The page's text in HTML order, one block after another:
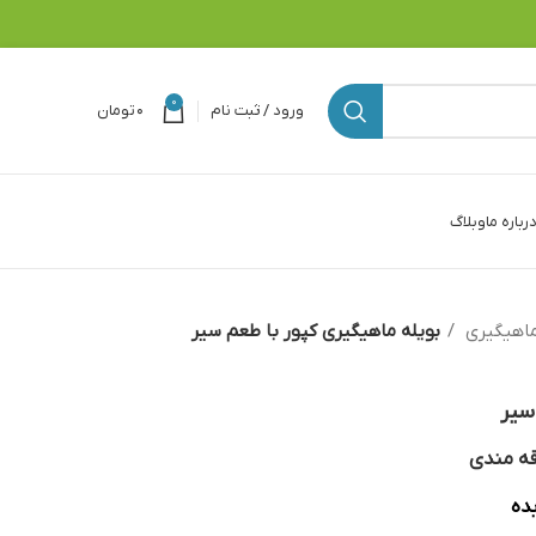
ورود / ثبت نام 0 ۰تومان
درباره ماوبلاگ
بویله ماهیگیری کپور با طعم سیر
مندی